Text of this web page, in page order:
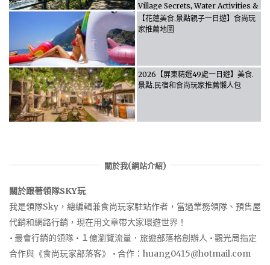
Village Secrets, Water Activities &
Food, Let the guide take you
through it all!
【花蓮美食.景點親子一日遊】食尚玩
家推薦地圖
2026【屏東精選49處一日遊】美食.
景點.民宿和食尚玩家推薦懶人包
關於我(網站介紹)
關於跟著領隊SKY玩
我是領隊Sky，總編輯兼食尚玩家駐站作者，當過業務領隊、預售屋
代銷和網路行銷，現在用文章帶大家環遊世界！
• 最會行銷的領隊 • １億瀏覽流量．旅遊部落格創辦人 • 觀光局指定
合作與《食尚玩家部落客》 • 合作： huang0415@hotmail.com